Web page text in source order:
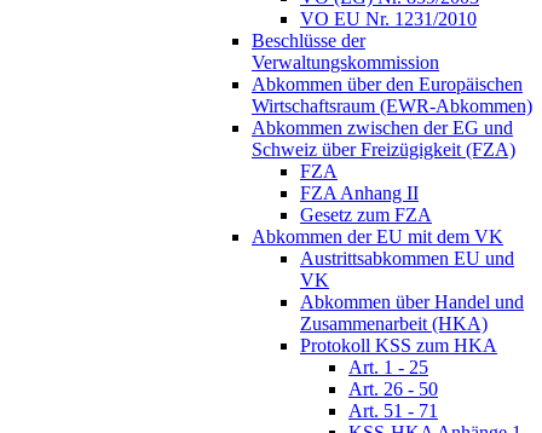
VO EU Nr. 1231/2010
Beschlüsse der
Verwaltungskommission
Abkommen über den Europäischen
Wirtschaftsraum (EWR-Abkommen)
Abkommen zwischen der EG und
Schweiz über Freizügigkeit (FZA)
FZA
FZA Anhang II
Gesetz zum FZA
Abkommen der EU mit dem VK
Austrittsabkommen EU und
VK
Abkommen über Handel und
Zusammenarbeit (HKA)
Protokoll KSS zum HKA
Art. 1 - 25
Art. 26 - 50
Art. 51 - 71